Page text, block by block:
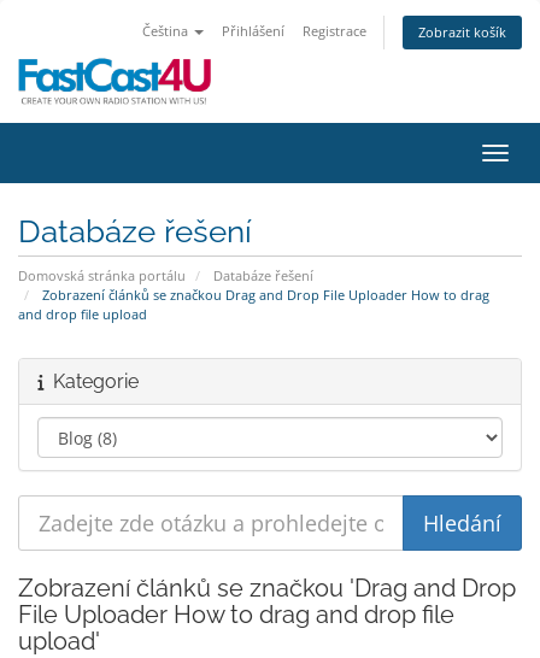
Čeština Přihlášení Registrace Zobrazit košík
Databáze řešení
Domovská stránka portálu
Databáze řešení
Zobrazení článků se značkou Drag and Drop File Uploader How to drag
and drop file upload
Kategorie
Zobrazení článků se značkou 'Drag and Drop
File Uploader How to drag and drop file
upload'